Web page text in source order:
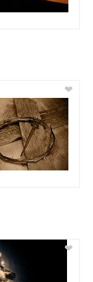
❤
❤